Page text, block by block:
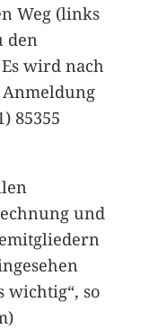
Weg (links
den
wird nach
85355
und
wichtig“, so